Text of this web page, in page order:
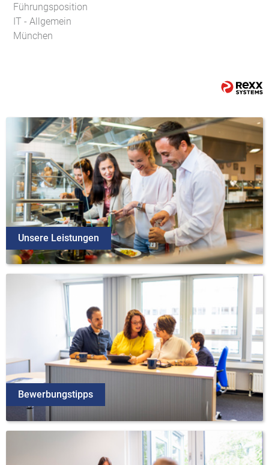
Führungsposition
IT - Allgemein
München
Unsere Leistungen
Bewerbungstipps